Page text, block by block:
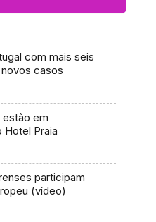
com mais seis
casos
em
Hotel Praia
participam
(vídeo)